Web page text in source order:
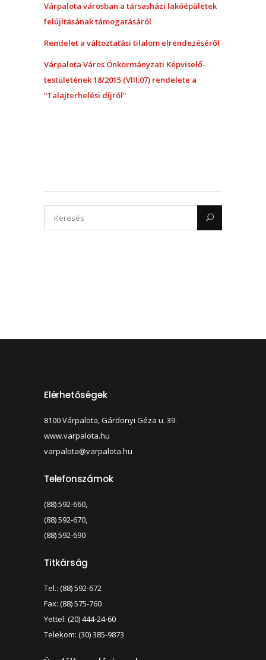
Várpalota városban a társasházi lakóépületek
felújításának támogatásáról
Rendelet a változtatási tilalom elrendezéséről
Várpalota Város Önkormányzati Képviselő-
testületének 18/2015 (VIII.07) rendelete a
“Talajterhelési díjról”
Elérhetőségek
8100 Várpalota, Gárdonyi Géza u. 39.
www.varpalota.hu
varpalota@varpalota.hu
Telefonszámok
(88) 592-660,
(88) 592-670,
(88) 592-690
Titkárság
Tel.: (88) 592-672
Fax: (88) 575-760
Yettel: (20) 444-24-60
Telekom: (30) 385-9873